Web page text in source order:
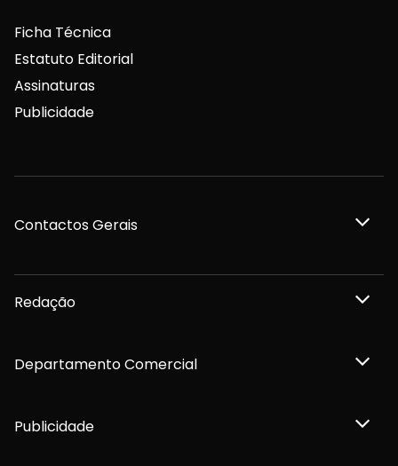
Ficha Técnica
Estatuto Editorial
Assinaturas
Publicidade
Contactos Gerais
Redação
Departamento Comercial
Publicidade